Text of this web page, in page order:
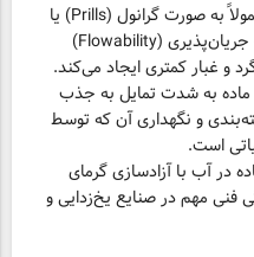
معمولاً به صورت گرانول (Prills) یا
پلت‌های سفیدرنگ تولید می‌شود که جریان‌پذیری (Flowability)
و غبار کمتری ایجاد می‌کند.
ماده به شدت تمایل به جذب
و نگهداری آن که توسط
است.
در آب با آزادسازی گرمای
فنی مهم در صنایع یخ‌زدایی و